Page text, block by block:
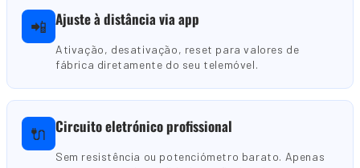
📲 Ajuste à distância via app
Ativação, desativação, reset para valores de
fábrica diretamente do seu telemóvel.
🔌 Circuito eletrónico profissional
Sem resistência ou potenciómetro barato. Apenas